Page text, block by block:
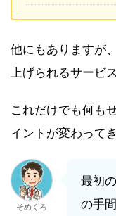
他にもありますが
上げられるサービ
これだけでも何も
イントが変わって
そめくろ
最初
の手